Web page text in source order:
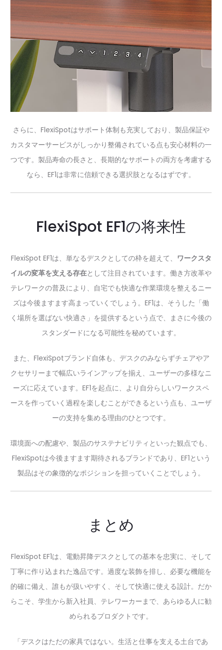
さらに、FlexiSpotはサポート体制も充実しており、製品保証や
カスタマーサービスがしっかり整備されている点も安心材料の一
つです。製品寿命の長さと、長期的なサポートの両方を考慮する
なら、EF1は非常に信頼できる選択肢となるはずです。
FlexiSpot EF1の将来性
FlexiSpot EF1は、単なるデスクとしての枠を超えて、 ワークスタ
イルの変革を支える存在として注目されています。働き方改革や
テレワークの普及により、自宅でも快適な作業環境を整えるニー
ズは今後ますます高まっていくでしょう。EF1は、そうした「働
く場所を選ばない快適さ」を提供するという点で、まさに今後の
スタンダードになる可能性を秘めています。
また、FlexiSpotブランド自体も、デスクのみならずチェアやア
クセサリーまで幅広いラインアップを揃え、ユーザーの多様なニ
ーズに応えています。EF1を起点に、より自分らしいワークスペ
ースを作っていく過程を楽しむことができるという点も、ユーザ
ーの支持を集める理由のひとつです。
環境面への配慮や、製品のサステナビリティといった観点でも、
FlexiSpotは今後ますます期待されるブランドであり、EF1という
製品はその象徴的なポジションを担っていくことでしょう。
まとめ
FlexiSpot EF1は、電動昇降デスクとしての基本を忠実に、そして
丁寧に作り込まれた逸品です。過度な装飾を排し、必要な機能を
的確に備え、誰もが扱いやすく、そして快適に使える設計。だか
らこそ、学生から新入社員、テレワーカーまで、あらゆる人に勧
められるプロダクトです。
「デスクはただの家具ではない。生活と仕事を支える土台であ